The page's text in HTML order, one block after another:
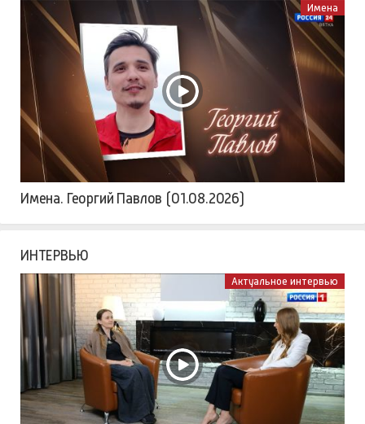
Имена
Имена. Георгий Павлов (01.08.2026)
ИНТЕРВЬЮ
Актуальное интервью